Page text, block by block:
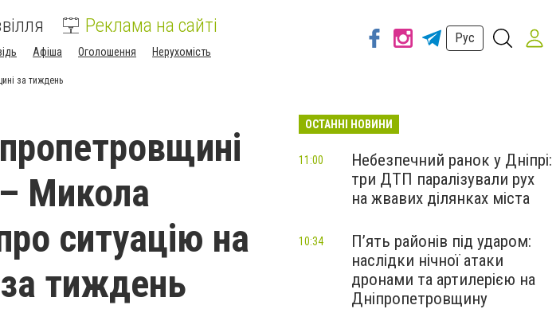
Реклама на сайті
Афіша Оголошення Нерухомість
Рус
за тиждень
Микола
ситуацію на
тиждень
ОСТАННІ НОВИНИ
Небезпечний ранок у Дніпрі:
три ДТП паралізували рух
на жвавих ділянках міста
11:00
П’ять районів під ударом:
наслідки нічної атаки
дронами та артилерією на
Дніпропетровщину
10:34